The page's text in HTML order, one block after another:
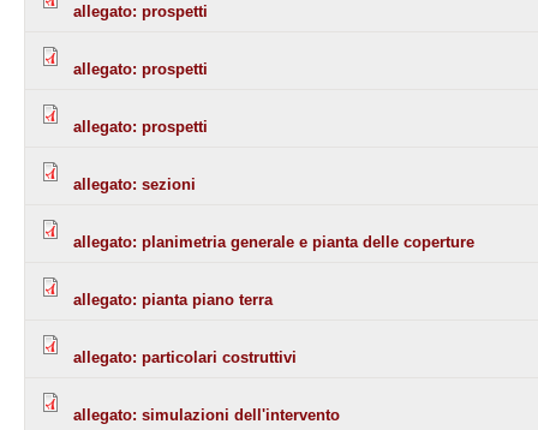
allegato: prospetti
allegato: prospetti
allegato: prospetti
allegato: sezioni
allegato: planimetria generale e pianta delle coperture
allegato: pianta piano terra
allegato: particolari costruttivi
allegato: simulazioni dell'intervento